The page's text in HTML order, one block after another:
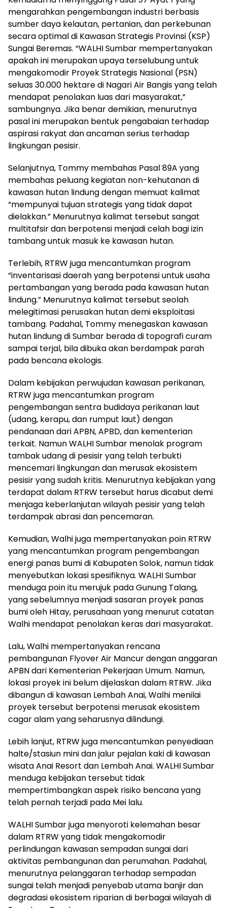
mengarahkan pengembangan industri berbasis
sumber daya kelautan, pertanian, dan perkebunan
secara optimal di Kawasan Strategis Provinsi (KSP)
Sungai Beremas. “WALHI Sumbar mempertanyakan
apakah ini merupakan upaya terselubung untuk
mengakomodir Proyek Strategis Nasional (PSN)
seluas 30.000 hektare di Nagari Air Bangis yang telah
mendapat penolakan luas dari masyarakat,”
sambungnya. Jika benar demikian, menurutnya
pasal ini merupakan bentuk pengabaian terhadap
aspirasi rakyat dan ancaman serius terhadap
lingkungan pesisir.
Selanjutnya, Tommy membahas Pasal 89A yang
membahas peluang kegiatan non-kehutanan di
kawasan hutan lindung dengan memuat kalimat
“mempunyai tujuan strategis yang tidak dapat
dielakkan.” Menurutnya kalimat tersebut sangat
multitafsir dan berpotensi menjadi celah bagi izin
tambang untuk masuk ke kawasan hutan.
Terlebih, RTRW juga mencantumkan program
“inventarisasi daerah yang berpotensi untuk usaha
pertambangan yang berada pada kawasan hutan
lindung.” Menurutnya kalimat tersebut seolah
melegitimasi perusakan hutan demi eksploitasi
tambang. Padahal, Tommy menegaskan kawasan
hutan lindung di Sumbar berada di topografi curam
sampai terjal, bila dibuka akan berdampak parah
pada bencana ekologis.
Dalam kebijakan perwujudan kawasan perikanan,
RTRW juga mencantumkan program
pengembangan sentra budidaya perikanan laut
(udang, kerapu, dan rumput laut) dengan
pendanaan dari APBN, APBD, dan kementerian
terkait. Namun WALHI Sumbar menolak program
tambak udang di pesisir yang telah terbukti
mencemari lingkungan dan merusak ekosistem
pesisir yang sudah kritis. Menurutnya kebijakan yang
terdapat dalam RTRW tersebut harus dicabut demi
menjaga keberlanjutan wilayah pesisir yang telah
terdampak abrasi dan pencemaran.
Kemudian, Walhi juga mempertanyakan poin RTRW
yang mencantumkan program pengembangan
energi panas bumi di Kabupaten Solok, namun tidak
menyebutkan lokasi spesifiknya. WALHI Sumbar
menduga poin itu merujuk pada Gunung Talang,
yang sebelumnya menjadi sasaran proyek panas
bumi oleh Hitay, perusahaan yang menurut catatan
Walhi mendapat penolakan keras dari masyarakat.
Lalu, Walhi mempertanyakan rencana
pembangunan Flyover Air Mancur dengan anggaran
APBN dari Kementerian Pekerjaan Umum. Namun,
lokasi proyek ini belum dijelaskan dalam RTRW. Jika
dibangun di kawasan Lembah Anai, Walhi menilai
proyek tersebut berpotensi merusak ekosistem
cagar alam yang seharusnya dilindungi.
Lebih lanjut, RTRW juga mencantumkan penyediaan
halte/stasiun mini dan jalur pejalan kaki di kawasan
wisata Anai Resort dan Lembah Anai. WALHI Sumbar
menduga kebijakan tersebut tidak
mempertimbangkan aspek risiko bencana yang
telah pernah terjadi pada Mei lalu.
WALHI Sumbar juga menyoroti kelemahan besar
dalam RTRW yang tidak mengakomodir
perlindungan kawasan sempadan sungai dari
aktivitas pembangunan dan perumahan. Padahal,
menurutnya pelanggaran terhadap sempadan
sungai telah menjadi penyebab utama banjir dan
degradasi ekosistem riparian di berbagai wilayah di